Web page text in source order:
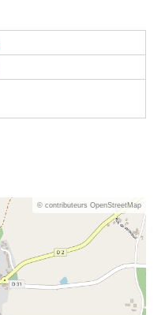
© contributeurs OpenStreetMap